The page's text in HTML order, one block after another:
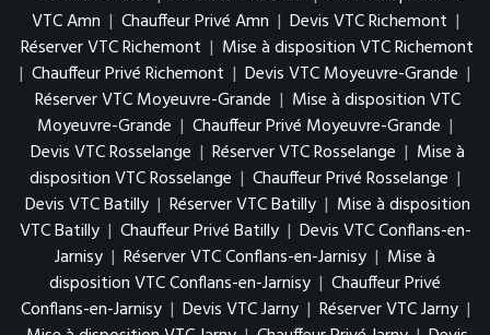
VTC Amn | Chauffeur Privé Amn | Devis VTC Richemont |
Réserver VTC Richemont | Mise à disposition VTC Richemont
| Chauffeur Privé Richemont | Devis VTC Moyeuvre-Grande |
Réserver VTC Moyeuvre-Grande | Mise à disposition VTC
Moyeuvre-Grande | Chauffeur Privé Moyeuvre-Grande |
Devis VTC Rosselange | Réserver VTC Rosselange | Mise à
disposition VTC Rosselange | Chauffeur Privé Rosselange |
Devis VTC Batilly | Réserver VTC Batilly | Mise à disposition
VTC Batilly | Chauffeur Privé Batilly | Devis VTC Conflans-en-
Jarnisy | Réserver VTC Conflans-en-Jarnisy | Mise à
disposition VTC Conflans-en-Jarnisy | Chauffeur Privé
Conflans-en-Jarnisy | Devis VTC Jarny | Réserver VTC Jarny |